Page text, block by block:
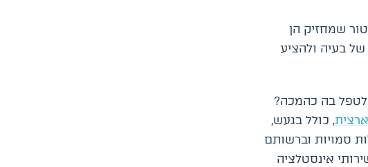
שמחזיק הן
של בעיה ולהציע
לטפל בה כהמכה?
, כולל בגעש,
סמויות וברשותם
אינסטלציה